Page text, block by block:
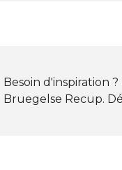
Besoin d'inspiration
Bruegelse Recup.